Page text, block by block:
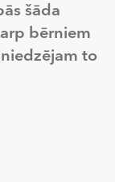
šāda
bērniem
to